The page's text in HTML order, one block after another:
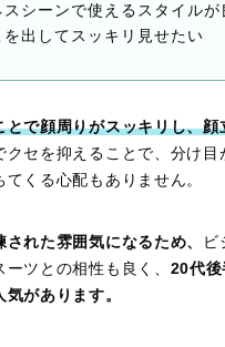
スシーンで使えるスタイルが
を出してスッキリ見せたい
とで顔周りがスッキリし、顔
クセを抑えることで、分け目
てくる心配もありません。
された雰囲気になるため、
ビ
ツとの相性も良く、 20代
があります。